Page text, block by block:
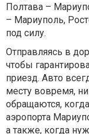
Полтава –
– Мариуполь,
под силу.
Отправляясь в
чтобы
приезд. Авто
месту вовремя,
обращаются,
аэропорта
а также, когда